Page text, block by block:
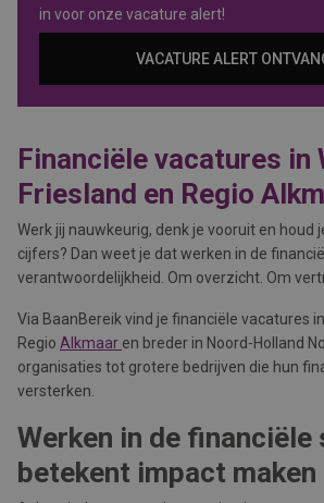
in voor onze vacature alert!
VACATURE ALERT
Financiële vacatures in
Friesland en Regio
Werk jij nauwkeurig, denk je vooruit en houd
cijfers? Dan weet je dat werken in de
verantwoordelijkheid. Om overzicht. Om
Via BaanBereik vind je financiële vacatures in
Regio Alkmaar en breder in Noord-Holland
organisaties tot grotere bedrijven die hun
versterken.
Werken in de financiële
betekent impact maken